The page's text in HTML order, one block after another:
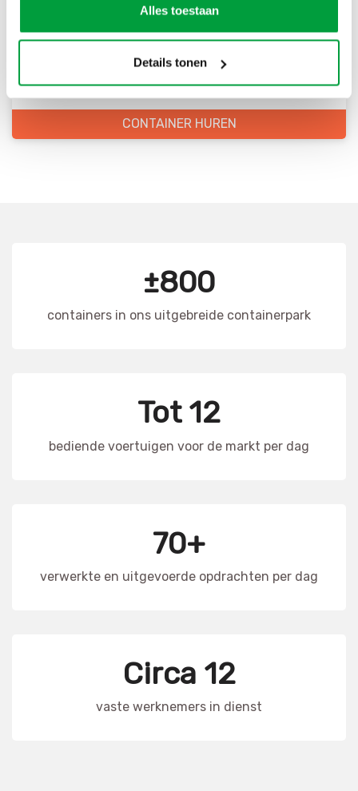
Alles toestaan
Details tonen
Scherpe prijzen
Snelle levering
Goede kwaliteit
Snelle klantenservice
CONTAINER HUREN
±800
containers in ons uitgebreide containerpark
Tot 12
bediende voertuigen voor de markt per dag
70+
verwerkte en uitgevoerde opdrachten per dag
Circa 12
vaste werknemers in dienst